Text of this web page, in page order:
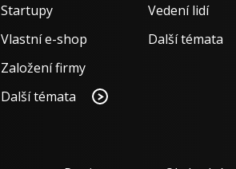
Startupy
Vlastní e-shop
Založení firmy
Další témata
Vedení lidí
Další témata